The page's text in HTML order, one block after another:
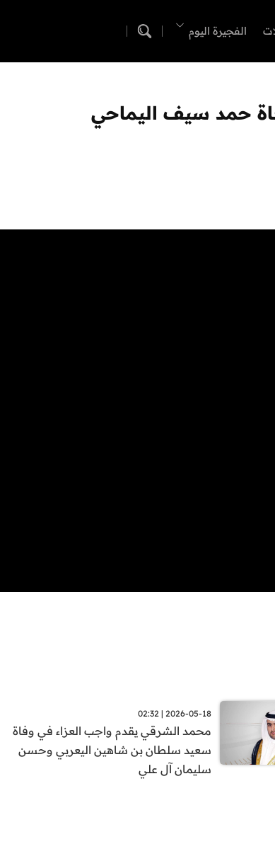
الفجيرة اليوم
حمد سيف اليماحي
2026-05-18 | 02:32
محمد الشرقي يقدم واجب العزاء في وفاة
سعيد سلطان بن شاهين اليعربي وحسن
سليمان آل علي